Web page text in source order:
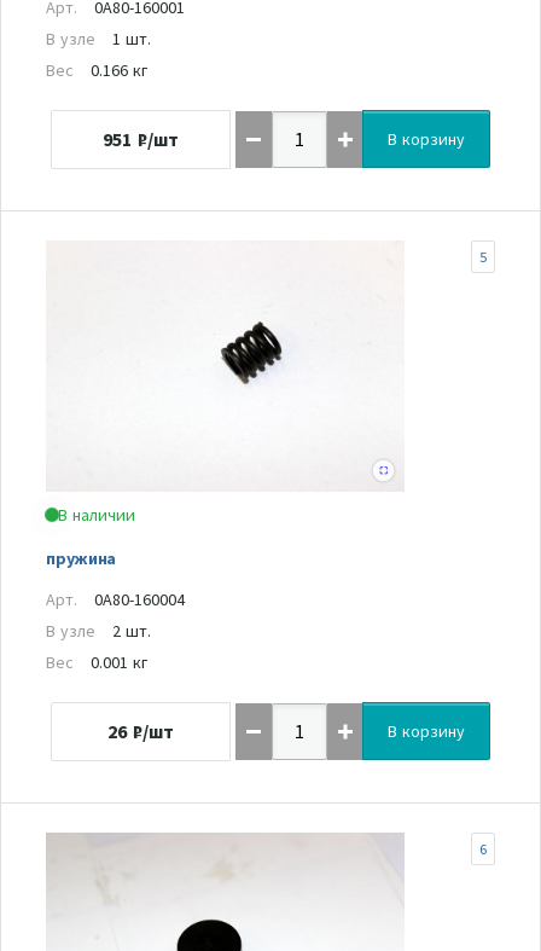
Арт.
0A80-160001
В узле
1 шт.
Вес
0.166 кг
951 ₽/шт В корзину
В наличии
пружина
5
Арт.
0A80-160004
В узле
2 шт.
Вес
0.001 кг
26 ₽/шт В корзину
6